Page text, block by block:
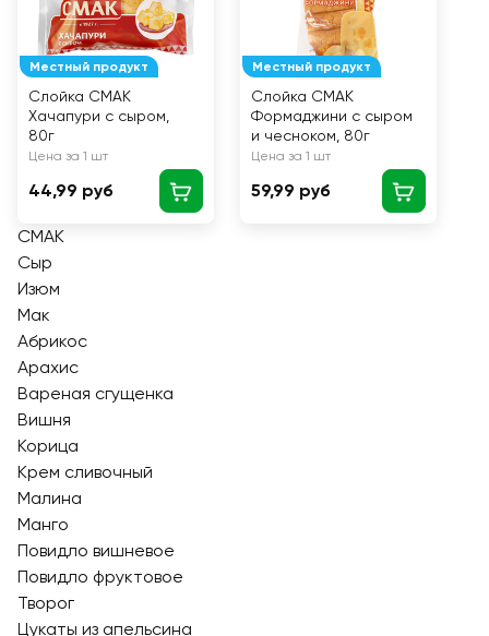
Местный продукт
Слойка СМАК
Хачапури с сыром,
80г
Цена за 1 шт
44,99 руб
Местный продукт
Слойка СМАК
Формаджини с сыром
и чесноком, 80г
Цена за 1 шт
59,99 руб
СМАК
Сыр
Изюм
Мак
Абрикос
Арахис
Вареная сгущенка
Вишня
Корица
Крем сливочный
Малина
Манго
Повидло вишневое
Повидло фруктовое
Творог
Цукаты из апельсина